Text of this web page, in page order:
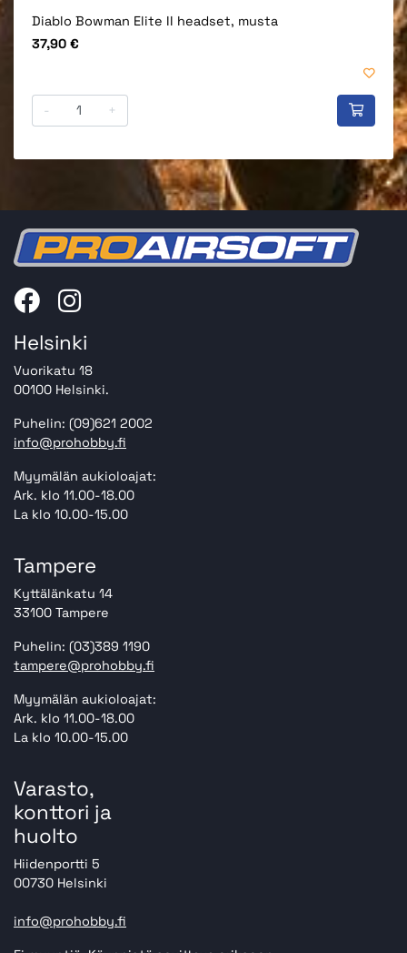
Diablo Bowman Elite II headset, musta
Hinta
37,90 €
- +
Helsinki
Vuorikatu 18
00100 Helsinki.
Puhelin: (09)621 2002
info@prohobby.fi
Myymälän aukioloajat:
Ark. klo 11.00-18.00
La klo 10.00-15.00
Tampere
Kyttälänkatu 14
33100 Tampere
Puhelin: (03)389 1190
tampere@prohobby.fi
Myymälän aukioloajat:
Ark. klo 11.00-18.00
La klo 10.00-15.00
Varasto,
konttori ja
huolto
Hiidenportti 5
00730 Helsinki
info@prohobby.fi